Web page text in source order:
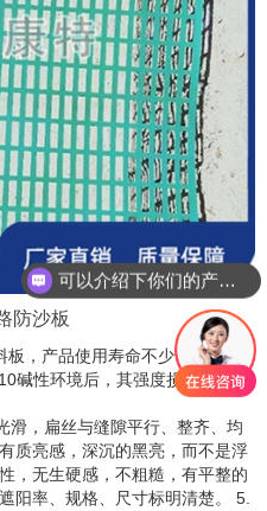
防沙板
，产品使用寿命不少于15年，
碱性环境后，其强度损失率不大
滑，扁丝与缝隙平行、整齐、均
质亮感，深沉的黑亮，而不是浮
，无生硬感，不粗糙，有平整的
阳率、规格、尺寸标明清楚。 5.
可以介绍下你们的产品么？